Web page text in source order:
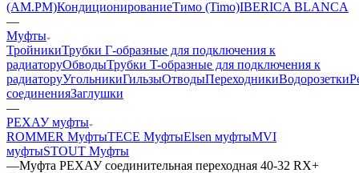
(AM.PM)КондиционированиеТимо (Timo)IBERICA BLANCA
—
Муфты
ТройникиТрубки Г-образные для подключения к
радиаторуОбводыТрубки T-образные для подключения к
радиаторуУгольникиГильзыОтводыПереходникиВодорозетки
соединенияЗаглушки
—
РЕХАУ муфты
ROMMER МуфтыTECE МуфтыElsen муфтыMVI
муфтыSTOUT Муфты
—Муфта РЕХАУ соединительная переходная 40-32 RX+